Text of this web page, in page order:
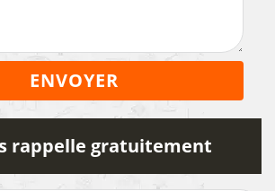
rappelle gratuitement